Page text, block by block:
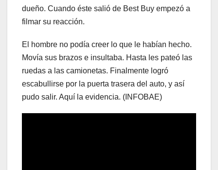
dueño. Cuando éste salió de Best Buy empezó a
filmar su reacción.
El hombre no podía creer lo que le habían hecho.
Movía sus brazos e insultaba. Hasta les pateó las
ruedas a las camionetas. Finalmente logró
escabullirse por la puerta trasera del auto, y así
pudo salir. Aquí la evidencia. (INFOBAE)